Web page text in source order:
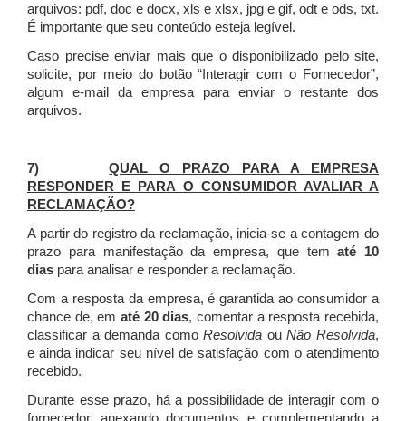
arquivos: pdf, doc e docx, xls e xlsx, jpg e gif, odt e ods, txt.
É importante que seu conteúdo esteja legível.
Caso precise enviar mais que o disponibilizado pelo site,
solicite, por meio do botão “Interagir com o Fornecedor”,
algum e-mail da empresa para enviar o restante dos
arquivos.
7)QUAL O PRAZO PARA A EMPRESA
RESPONDER E PARA O CONSUMIDOR AVALIAR A
RECLAMAÇÃO?
A partir do registro da reclamação, inicia-se a contagem do
prazo para manifestação da empresa, que tematé 10
dias para analisar e responder a reclamação.
Com a resposta da empresa, é garantida ao consumidor a
chance de, em até 20 dias, comentar a resposta recebida,
classificar a demanda comoResolvida ouNão Resolvida,
e ainda indicar seu nível de satisfação com o atendimento
recebido.
Durante esse prazo, há a possibilidade de interagir com o